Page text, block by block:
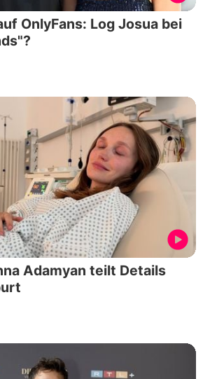
OnlyFans: Log Josua bei
Adamyan teilt Details